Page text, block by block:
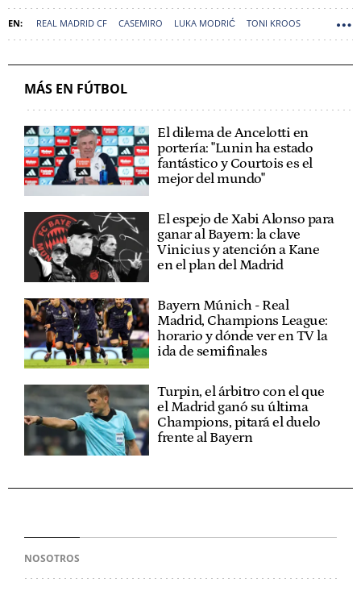
REAL MADRID CF CASEMIRO LUKA MODRIĆ TONI KROOS
MÁS EN FÚTBOL
El dilema de Ancelotti en
portería: "Lunin ha estado
fantástico y Courtois es el
mejor del mundo"
El espejo de Xabi Alonso para
ganar al Bayern: la clave
Vinicius y atención a Kane
en el plan del Madrid
Bayern Múnich - Real
Madrid, Champions League:
horario y dónde ver en TV la
ida de semifinales
Turpin, el árbitro con el que
el Madrid ganó su última
Champions, pitará el duelo
frente al Bayern
NOSOTROS